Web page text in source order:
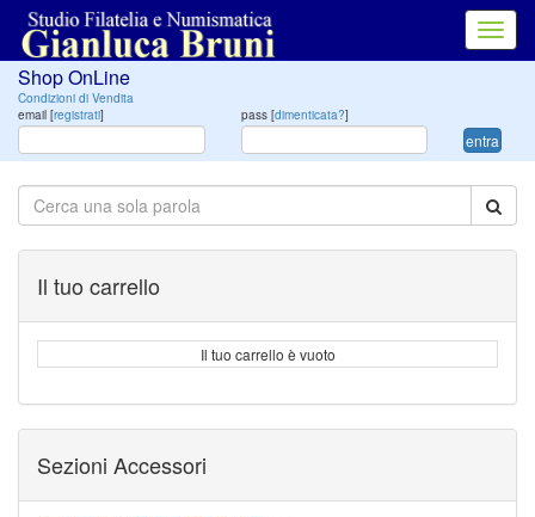
Shop OnLine
Condizioni di Vendita
email [registrati] pass [dimenticata?]
entra
Il tuo carrello
Il tuo carrello è vuoto
Sezioni Accessori